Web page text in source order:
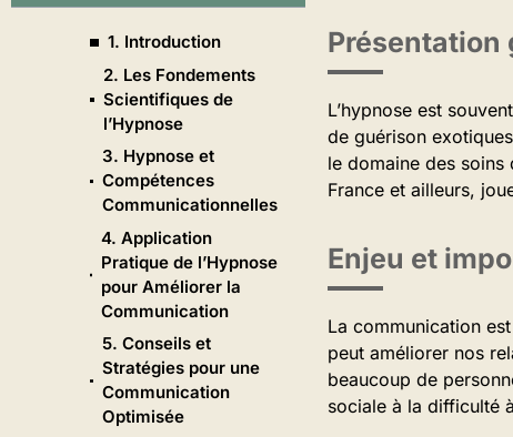
1. Introduction
2. Les Fondements
Scientifiques de
l’Hypnose
3. Hypnose et
Compétences
Communicationnelles
4. Application
Pratique de l’Hypnose
pour Améliorer la
Communication
5. Conseils et
Stratégies pour une
Communication
Optimisée
Présentation
L’hypnose est
de guérison
le domaine des
France et ailleurs,
Enjeu et
La communication
peut améliorer nos
beaucoup de
sociale à la difficulté